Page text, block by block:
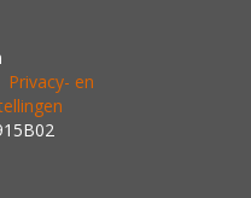
Privacy- en